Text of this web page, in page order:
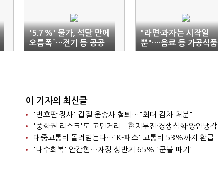
'5.7%' 물가, 석달 만에
오름폭↑…전기 등 공공
요금 인상 여파
"라면·과자는 시작일
뿐"…·음료 등 가공식품
더 오른다
이 기자의 최신글
'번호판 장사' 갑질 운송사 철퇴…"최대 감차 처분"
'중화권 리스크'도 고민거리…현지부진·경쟁심화·양안냉각
대중교통비 돌려받는다…'K-패스' 교통비 53%까지 환급
'내수회복' 안간힘…재정 상반기 65% '군불 때기'